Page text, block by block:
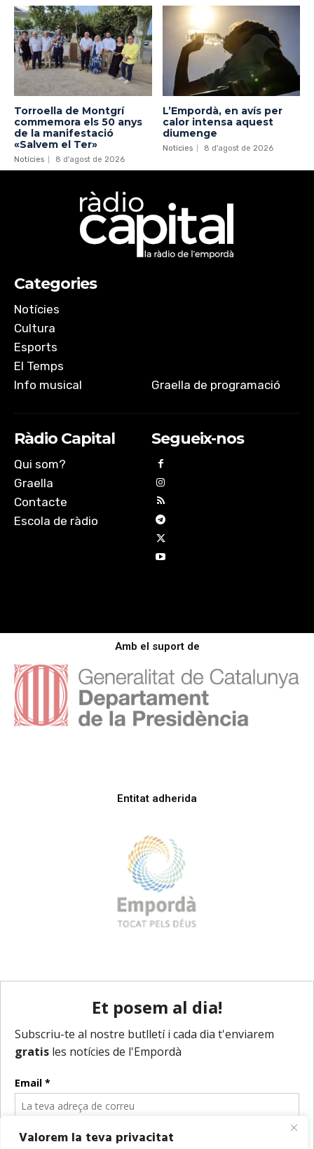
Valorem la teva privacitat
Torroella de Montgrí
commemora els 50 anys
de la manifestació
«Salvem el Ter»
Notícies 8 d'agost de 2026
L’Empordà, en avís per
calor intensa aquest
diumenge
Notícies 8 d'agost de 2026
Categories
Notícies
Cultura
Esports
El Temps
Info musical
Graella de programació
Ràdio Capital
Qui som?
Graella
Contacte
Escola de ràdio
Segueix-nos
Amb el suport de
Entitat adherida